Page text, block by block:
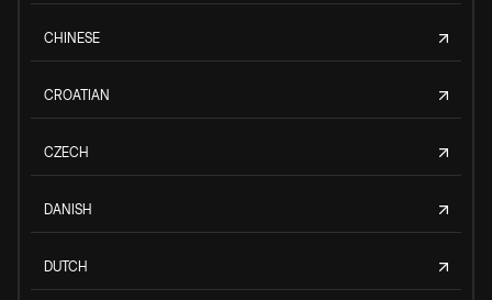
CHINESE
CROATIAN
CZECH
DANISH
DUTCH